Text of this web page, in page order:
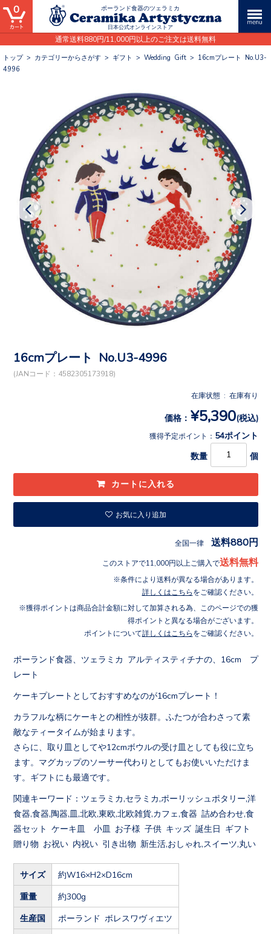
ポーランド食器のツェラミカ
日本公式オンラインストア
通常送料880円/11,000円以上のご注文は送料無料
0
トップ> カテゴリーからさがす > ギフト > Wedding Gift > 16cmプレート No.U3-
4996
16cmプレート No.U3-4996
(JANコード：4582305173918)
在庫状態 : 在庫有り
価格： ¥5,390(税込)
獲得予定ポイント： 54ポイント
数量 個
お気に入り追加
全国一律 送料880円
このストアで11,000円以上ご購入で送料無料
条件により送料が異なる場合があります。
詳しくはこちら をご確認ください。
獲得ポイントは商品合計金額に対して加算される為、このページでの獲
得ポイントと異なる場合がございます。
ポイントについて詳しくはこちら をご確認ください。
ポーランド食器、ツェラミカ アルティスティチナの、16cm プ
レート
ケーキプレートとしておすすめなのが16cmプレート！
カラフルな柄にケーキとの相性が抜群。ふたつが合わさって素
敵なティータイムが始まります。
さらに、取り皿としてや12cmボウルの受け皿としても役に立ち
ます。マグカップのソーサー代わりとしてもお使いいただけま
す。ギフトにも最適です。
関連キーワード：ツェラミカ,セラミカ,ポーリッシュポタリー,洋
食器,食器,陶器,皿,北欧,東欧,北欧雑貨,カフェ,食器 詰め合わせ,食
器セット ケーキ皿 小皿 お子様 子供 キッズ 誕生日 ギフト
贈り物 お祝い 内祝い 引き出物 新生活,おしゃれ,スイーツ,丸い
サイズ 約W16×H2×D16cm
重量 約300g
生産国 ポーランド ボレスワヴィエツ